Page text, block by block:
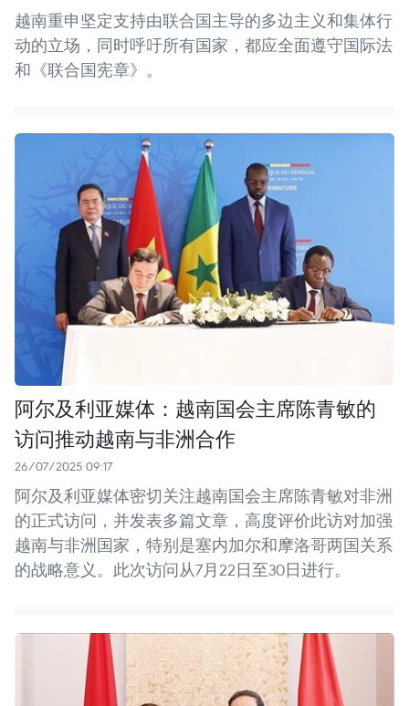
越南重申坚定支持由联合国主导的多边主义和集体行
动的立场，同时呼吁所有国家，都应全面遵守国际法
和《联合国宪章》。
阿尔及利亚媒体：越南国会主席陈青敏的
访问推动越南与非洲合作
26/07/2025 09:17
阿尔及利亚媒体密切关注越南国会主席陈青敏对非洲
的正式访问，并发表多篇文章，高度评价此访对加强
越南与非洲国家，特别是塞内加尔和摩洛哥两国关系
的战略意义。此次访问从7月22日至30日进行。